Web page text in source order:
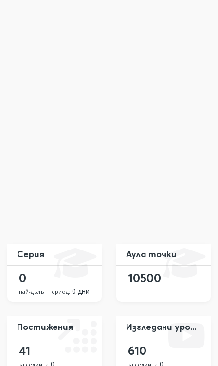
Серия
0
най-дълъг период: 0 дни
Аула точки
10500
Постижения
41
за седмица 0
Изгледани уроци
610
за седмица 0